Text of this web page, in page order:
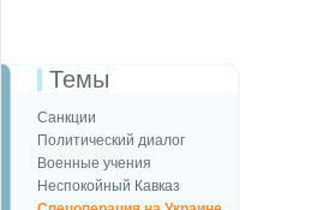
Темы
Санкции
Политический диалог
Военные учения
Неспокойный Кавказ